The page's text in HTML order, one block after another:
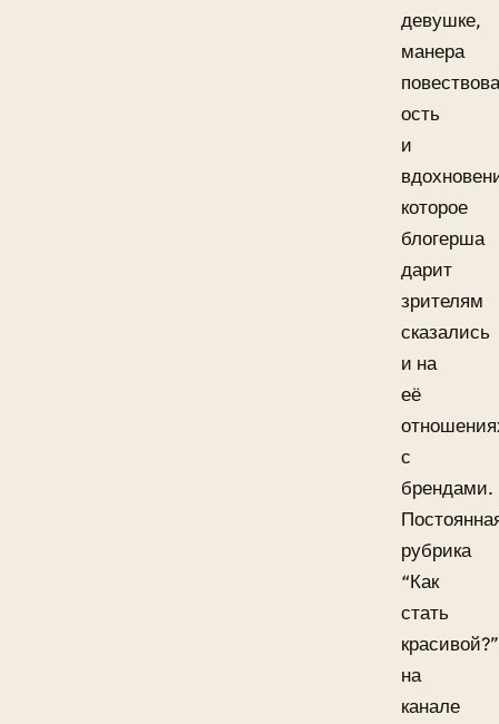
девушке,
манера
ость
и
которое
блогерша
дарит
зрителям
сказались
и на
её
с
брендами.
рубрика
“Как
стать
красивой?”
на
канале